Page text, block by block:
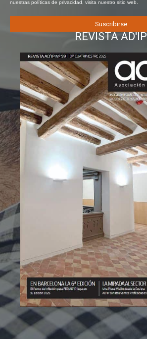
nuestras políticas de privacidad, visita nuestro sitio web.
REVISTA AD'IP